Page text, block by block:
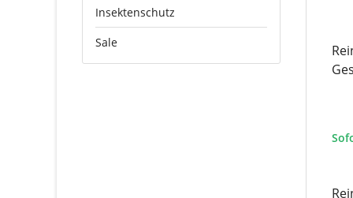
Insektenschutz
Sale